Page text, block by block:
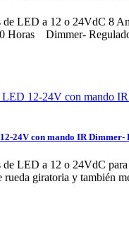
LED a 12 o 24VdC 8
Horas
Dimmer-
24V con mando IR Dimmer-
LED a 12 o 24VdC
rueda giratoria y también